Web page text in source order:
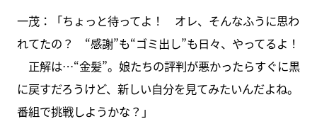
一茂：「ちょっと待ってよ！ オレ、そんなふうに思わ
れてたの？ “感謝”も“ゴミ出し”も日々、やってるよ！
正解は…“金髪”。娘たちの評判が悪かったらすぐに黒
に戻すだろうけど、新しい自分を見てみたいんだよね。
番組で挑戦しようかな？」